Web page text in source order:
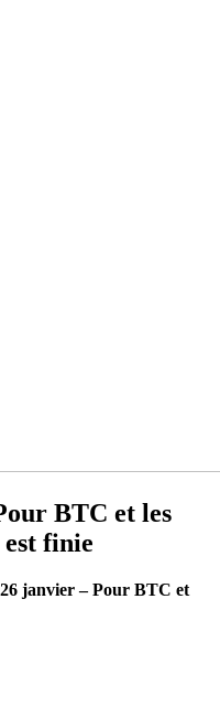
BTC et les
finie
janvier – Pour BTC et